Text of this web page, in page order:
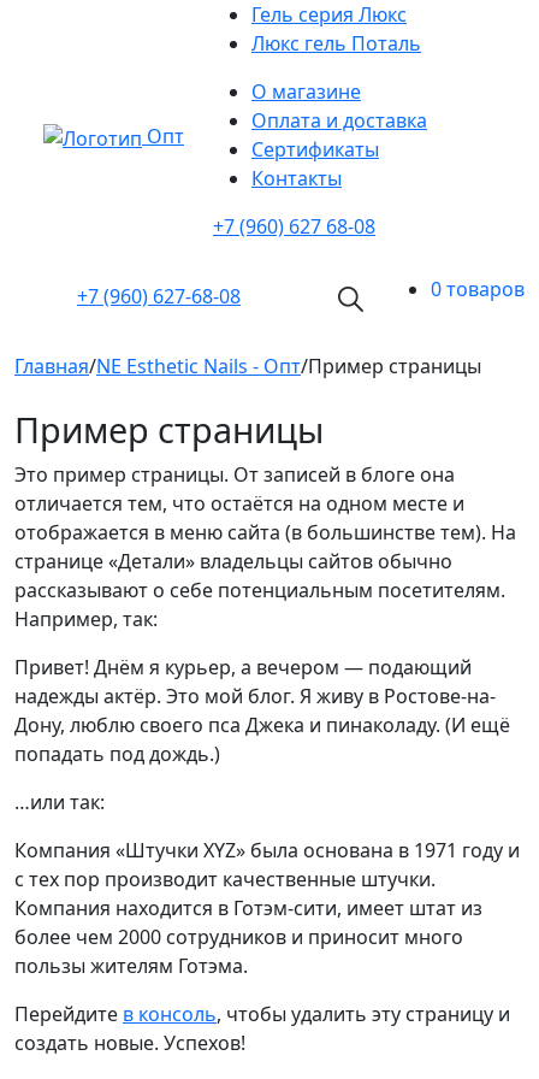
Опт
Гель серия Люкс
Люкс гель Поталь
О магазине
Оплата и доставка
Cертификаты
Контакты
+7 (960) 627 68-08
+7 (960) 627-68-08 0 товаров
Главная/NE Esthetic Nails - Опт/Пример страницы
Пример страницы
Это пример страницы. От записей в блоге она
отличается тем, что остаётся на одном месте и
отображается в меню сайта (в большинстве тем). На
странице «Детали» владельцы сайтов обычно
рассказывают о себе потенциальным посетителям.
Например, так:
Привет! Днём я курьер, а вечером — подающий
надежды актёр. Это мой блог. Я живу в Ростове-на-
Дону, люблю своего пса Джека и пинаколаду. (И ещё
попадать под дождь.)
…или так:
Компания «Штучки XYZ» была основана в 1971 году и
с тех пор производит качественные штучки.
Компания находится в Готэм-сити, имеет штат из
более чем 2000 сотрудников и приносит много
пользы жителям Готэма.
Перейдите в консоль, чтобы удалить эту страницу и
создать новые. Успехов!